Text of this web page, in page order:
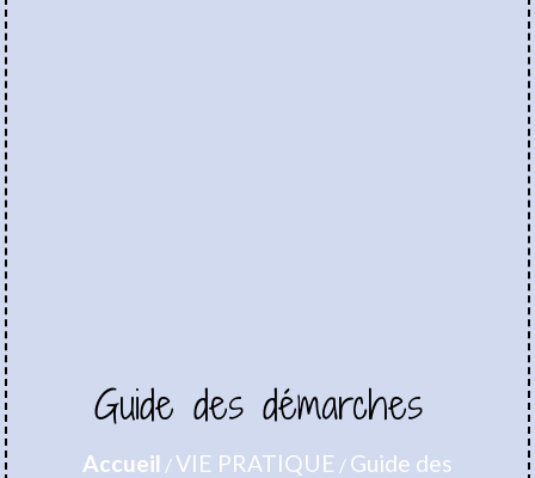
Guide des démarches
Accueil /VIE PRATIQUE / Guide des